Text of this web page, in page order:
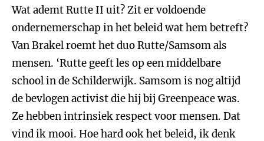
Wat ademt Rutte II uit? Zit er voldoende
ondernemerschap in het beleid wat hem betreft?
Van Brakel roemt het duo Rutte/Samsom als
mensen. ‘Rutte geeft les op een middelbare
school in de Schilderwijk. Samsom is nog altijd
de bevlogen activist die hij bij Greenpeace was.
Ze hebben intrinsiek respect voor mensen. Dat
vind ik mooi. Hoe hard ook het beleid, ik denk